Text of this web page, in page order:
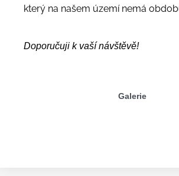
který na našem území nemá
Doporučuji k vaší návštěvě!
Galerie